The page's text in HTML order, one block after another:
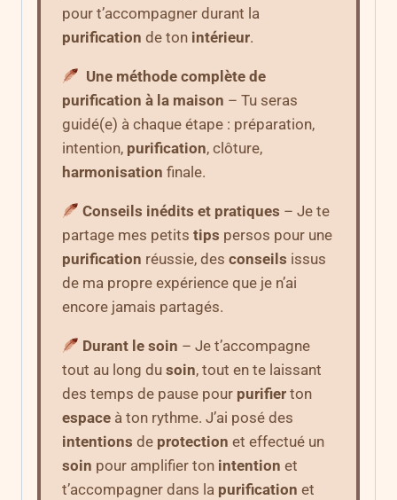
pour t’accompagner durant la
purification de ton intérieur.
Une méthode complète de
purification à la maison – Tu seras
guidé(e) à chaque étape : préparation,
intention, purification, clôture,
harmonisation finale.
Conseils inédits et pratiques – Je te
partage mes petits tips persos pour une
purification réussie, des conseils issus
de ma propre expérience que je n’ai
encore jamais partagés.
Durant le soin – Je t’accompagne
tout au long du soin, tout en te laissant
des temps de pause pour purifier ton
espace à ton rythme. J’ai posé des
intentions de protection et effectué un
soin pour amplifier ton intention et
t’accompagner dans la purification et